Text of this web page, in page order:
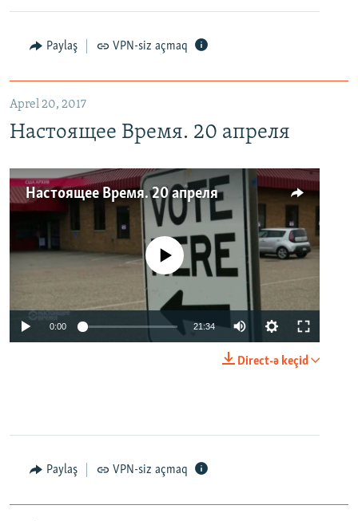
Paylaş VPN-siz açmaq
Aprel 20, 2017
Настоящее Время. 20 апреля
Настоящее Время. 20 апреля
No media source currently available
0:00 21:34
Direct-ə keçid
Paylaş VPN-siz açmaq